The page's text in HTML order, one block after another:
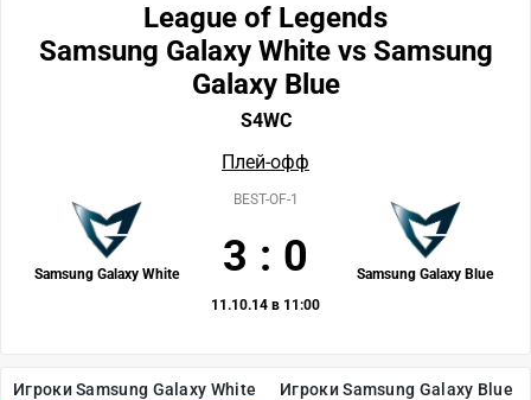
Игроки Samsung Galaxy White Игроки Samsung Galaxy Blue
League of Legends
Samsung Galaxy White vs Samsung
Galaxy Blue
S4WC
Плей-офф
Samsung Galaxy White Samsung Galaxy Blue
BEST-OF-1
3 : 0
11.10.14 в 11:00